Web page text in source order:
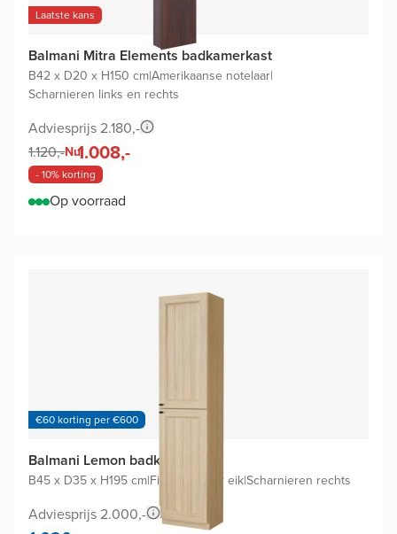
Laatste kans
Balmani Mitra Elements badkamerkast
B42 x D20 x H150 cm|Amerikaanse notelaar|
Scharnieren links en rechts
Adviesprijs 2.180,-
1.120,-Nu1.008,-
- 10% korting
Op voorraad
€60 korting per €600
Balmani Lemon badkamerkast
B45 x D35 x H195 cm|Fineer natuur eik|Scharnieren rechts
Adviesprijs 2.000,-